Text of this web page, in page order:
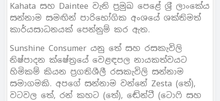
Kahata සහ Daintee වැනි ප‍්‍රමුඛ පෙළේ ශ‍්‍රී ලාංකේය
සන්නාම සමඟින් පාරිභෝගික අංශයේ ශක්තිමත්
කාර්යසාධනයක් පෙන්නුම් කර ඇත.
Sunshine Consumer යනු තේ සහ රසකැවිලි
නිෂ්පාදන ක්ෂේත‍්‍රයේ වෙළඳපල නායකත්වයට
හිමිකම් කියන ප‍්‍රගතිශීලී රසකැවිලි සන්නාම
සමාගමකි. අපගේ සන්නාම වන්නේ Zesta (තේ),
වටවල තේ, රන් කහට (තේ), ඬේන්ටී (ටොෆි සහ